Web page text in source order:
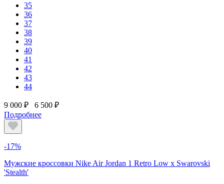
35
36
37
38
39
40
41
42
43
44
9 000 ₽
6 500 ₽
Подробнее
-17%
Мужские кроссовки Nike Air Jordan 1 Retro Low x Swarovski
'Stealth'